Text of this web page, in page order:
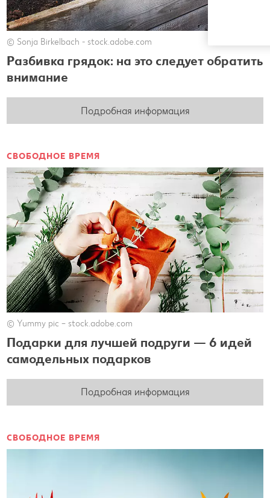
© Sonja Birkelbach - stock.adobe.com
Разбивка грядок: на это следует обратить
внимание
Подробная информация
СВОБОДНОЕ ВРЕМЯ
© Yummy pic – stock.adobe.com
Подарки для лучшей подруги — 6 идей
самодельных подарков
Подробная информация
СВОБОДНОЕ ВРЕМЯ